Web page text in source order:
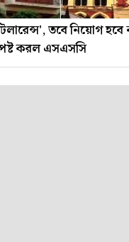
তবে নিয়োগ
করল এসএসসি